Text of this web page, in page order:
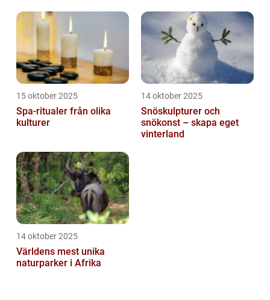
15 oktober 2025
Spa-ritualer från olika
kulturer
14 oktober 2025
Snöskulpturer och
snökonst – skapa eget
vinterland
14 oktober 2025
Världens mest unika
naturparker i Afrika